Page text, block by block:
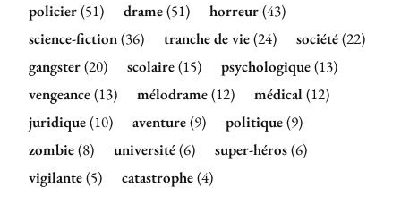
policier(51) drame(51) horreur(43)
science-fiction(36) tranche de vie(24) société(22)
gangster(20) scolaire(15) psychologique(13)
vengeance(13) mélodrame(12) médical(12)
juridique(10) aventure(9) politique(9)
zombie(8) université(6) super-héros(6)
vigilante(5) catastrophe(4)